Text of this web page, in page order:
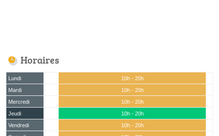
Horaires
Lundi
10h - 20h
Mardi
10h - 20h
Mercredi
10h - 20h
Jeudi
10h - 20h
Vendredi
10h - 20h